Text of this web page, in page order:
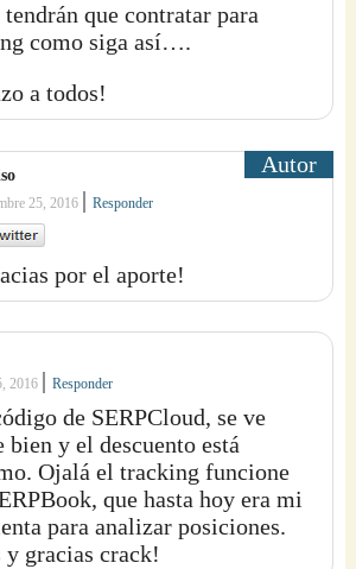
que contratar para
como siga así….
a todos!
25, 2016 |Responder
por el aporte!
2016 |Responder
de SERPCloud, se ve
bien y el descuento está
Ojalá el tracking funcione
que hasta hoy era mi
para analizar posiciones.
y gracias crack!